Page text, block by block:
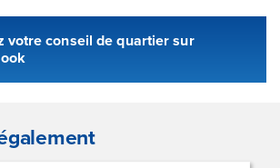
votre conseil de quartier sur